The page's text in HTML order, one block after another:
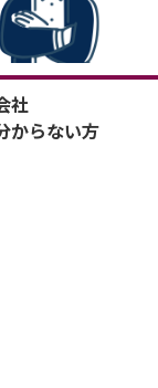
社
からない方